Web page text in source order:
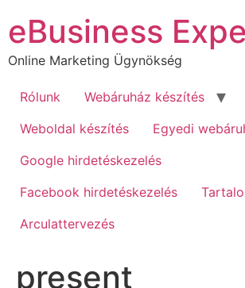
tartalomhoz
eBusiness
Online Marketing Ügynökség
Rólunk
Webáruház készítés
Weboldal készítés
Egyedi
Google hirdetéskezelés
Facebook hirdetéskezelés
Arculattervezés
present